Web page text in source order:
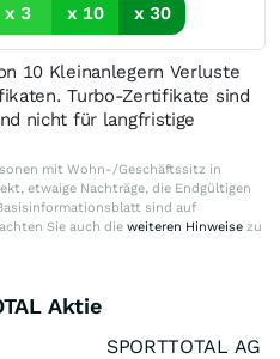
x 3 x 10 x 30
10 Kleinanlegern Verluste
Turbo-Zertifikate sind
nicht für langfristige
mit Wohn-/Geschäftssitz in
etwaige Nachträge, die Endgültigen
sind auf
Sie auch die weiteren Hinweise zu
Aktie
SPORTTOTAL AG